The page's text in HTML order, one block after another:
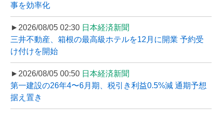
事を効率化
►2026/08/05 02:30 日本経済新聞
三井不動産、箱根の最高級ホテルを12月に開業 予約受
け付けを開始
►2026/08/05 00:50 日本経済新聞
第一建設の26年4〜6月期、税引き利益0.5%減 通期予想
据え置き